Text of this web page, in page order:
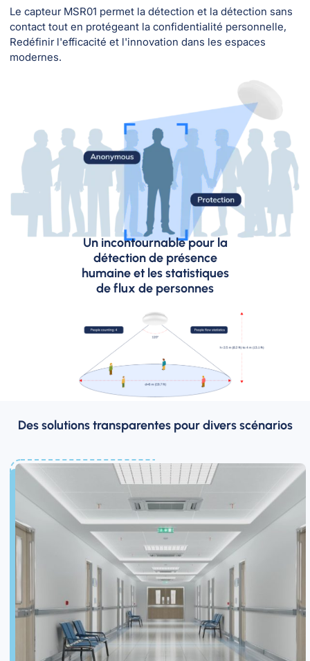
Le capteur MSR01 permet la détection et la détection sans
contact tout en protégeant la confidentialité personnelle,
Redéfinir l'efficacité et l'innovation dans les espaces
modernes.
Un incontournable pour la
détection de présence
humaine et les statistiques
de flux de personnes
Des solutions transparentes pour divers scénarios